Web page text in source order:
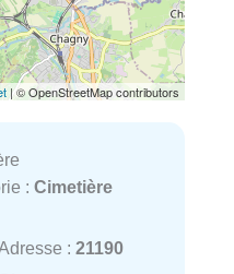
| © OpenStreetMap contributors
: Cimetière
: 21190